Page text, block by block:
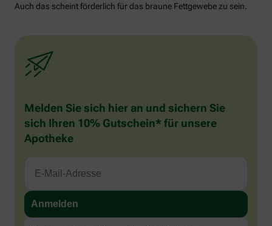
Auch das scheint förderlich für das braune Fettgewebe zu sein.
Melden Sie sich hier an und sichern Sie
sich Ihren 10% Gutschein* für unsere
Apotheke